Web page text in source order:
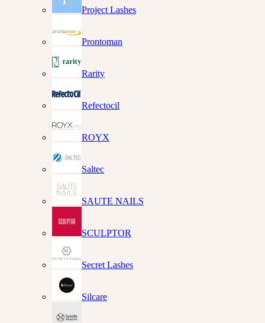
Project Lashes
Prontoman
Rarity
Refectocil
ROYX
Saltec
SAUTE NAILS
SCULPTOR
Secret Lashes
Silcare